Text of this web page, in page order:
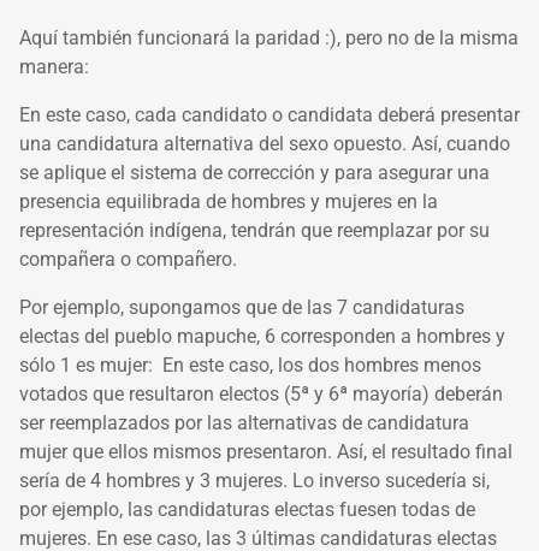
Aquí también funcionará la paridad :), pero no de la misma
manera:
En este caso, cada candidato o candidata deberá presentar
una candidatura alternativa del sexo opuesto. Así, cuando
se aplique el sistema de corrección y para asegurar una
presencia equilibrada de hombres y mujeres en la
representación indígena, tendrán que reemplazar por su
compañera o compañero.
Por ejemplo, supongamos que de las 7 candidaturas
electas del pueblo mapuche, 6 corresponden a hombres y
sólo 1 es mujer: En este caso, los dos hombres menos
votados que resultaron electos (5ª y 6ª mayoría) deberán
ser reemplazados por las alternativas de candidatura
mujer que ellos mismos presentaron. Así, el resultado final
sería de 4 hombres y 3 mujeres. Lo inverso sucedería si,
por ejemplo, las candidaturas electas fuesen todas de
mujeres. En ese caso, las 3 últimas candidaturas electas